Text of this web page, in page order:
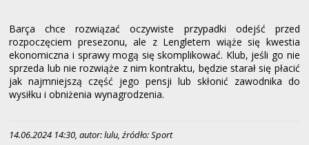
Barça chce rozwiązać oczywiste przypadki odejść przed
rozpoczęciem presezonu, ale z Lengletem wiąże się kwestia
ekonomiczna i sprawy mogą się skomplikować. Klub, jeśli go nie
sprzeda lub nie rozwiąże z nim kontraktu, będzie starał się płacić
jak najmniejszą część jego pensji lub skłonić zawodnika do
wysiłku i obniżenia wynagrodzenia.
14.06.2024 14:30, autor: lulu, źródło: Sport